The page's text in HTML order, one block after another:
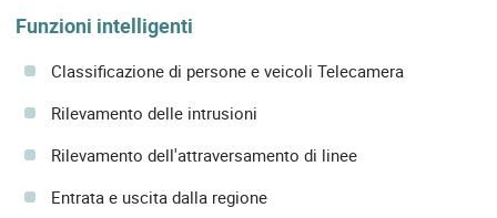
Funzioni intelligenti
Classificazione di persone e veicoli Telecamera
Rilevamento delle intrusioni
Rilevamento dell'attraversamento di linee
Entrata e uscita dalla regione